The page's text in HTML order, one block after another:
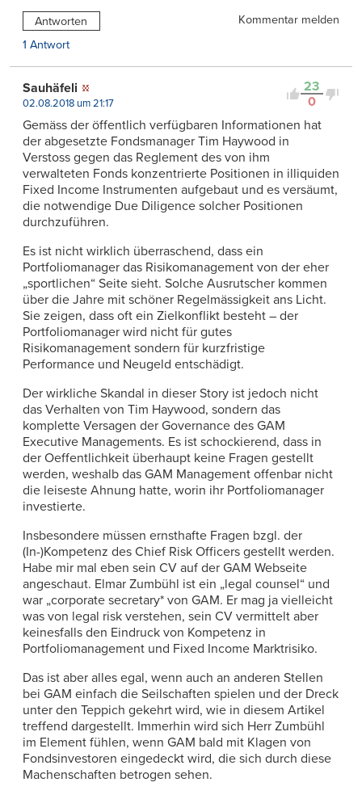
Antworten
Kommentar melden
1 Antwort
23
0
Sauhäfeli
02.08.2018 um 21:17
Gemäss der öffentlich verfügbaren Informationen hat
der abgesetzte Fondsmanager Tim Haywood in
Verstoss gegen das Reglement des von ihm
verwalteten Fonds konzentrierte Positionen in illiquiden
Fixed Income Instrumenten aufgebaut und es versäumt,
die notwendige Due Diligence solcher Positionen
durchzuführen.
Es ist nicht wirklich überraschend, dass ein
Portfoliomanager das Risikomanagement von der eher
„sportlichen“ Seite sieht. Solche Ausrutscher kommen
über die Jahre mit schöner Regelmässigkeit ans Licht.
Sie zeigen, dass oft ein Zielkonflikt besteht – der
Portfoliomanager wird nicht für gutes
Risikomanagement sondern für kurzfristige
Performance und Neugeld entschädigt.
Der wirkliche Skandal in dieser Story ist jedoch nicht
das Verhalten von Tim Haywood, sondern das
komplette Versagen der Governance des GAM
Executive Managements. Es ist schockierend, dass in
der Oeffentlichkeit überhaupt keine Fragen gestellt
werden, weshalb das GAM Management offenbar nicht
die leiseste Ahnung hatte, worin ihr Portfoliomanager
investierte.
Insbesondere müssen ernsthafte Fragen bzgl. der
(In-)Kompetenz des Chief Risk Officers gestellt werden.
Habe mir mal eben sein CV auf der GAM Webseite
angeschaut. Elmar Zumbühl ist ein „legal counsel“ und
war „corporate secretary* von GAM. Er mag ja vielleicht
was von legal risk verstehen, sein CV vermittelt aber
keinesfalls den Eindruck von Kompetenz in
Portfoliomanagement und Fixed Income Marktrisiko.
Das ist aber alles egal, wenn auch an anderen Stellen
bei GAM einfach die Seilschaften spielen und der Dreck
unter den Teppich gekehrt wird, wie in diesem Artikel
treffend dargestellt. Immerhin wird sich Herr Zumbühl
im Element fühlen, wenn GAM bald mit Klagen von
Fondsinvestoren eingedeckt wird, die sich durch diese
Machenschaften betrogen sehen.